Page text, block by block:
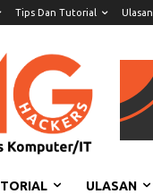
Tips Dan Tutorial Ulasan
ULASAN